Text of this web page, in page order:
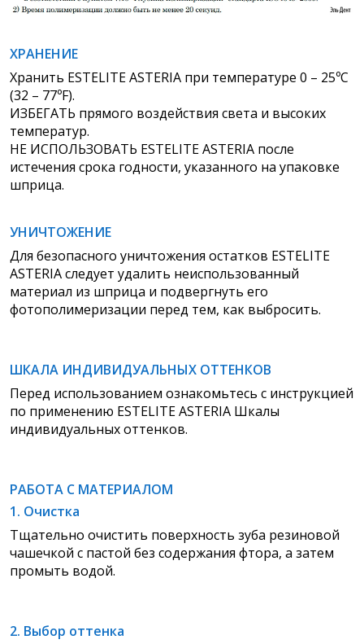
ХРАНЕНИЕ
Хранить ESTELITE ASTERIA при температуре 0 – 25ºC
(32 – 77ºF).
ИЗБЕГАТЬ прямого воздействия света и высоких
температур.
НЕ ИСПОЛЬЗОВАТЬ ESTELITE ASTERIA после
истечения срока годности, указанного на упаковке
шприца.
УНИЧТОЖЕНИЕ
Для безопасного уничтожения остатков ESTELITE
ASTERIA следует удалить неиспользованный
материал из шприца и подвергнуть его
фотополимеризации перед тем, как выбросить.
ШКАЛА ИНДИВИДУАЛЬНЫХ ОТТЕНКОВ
Перед использованием ознакомьтесь с инструкцией
по применению ESTELITE ASTERIA Шкалы
индивидуальных оттенков.
РАБОТА С МАТЕРИАЛОМ
1. Очистка
Тщательно очистить поверхность зуба резиновой
чашечкой с пастой без содержания фтора, а затем
промыть водой.
2. Выбор оттенка